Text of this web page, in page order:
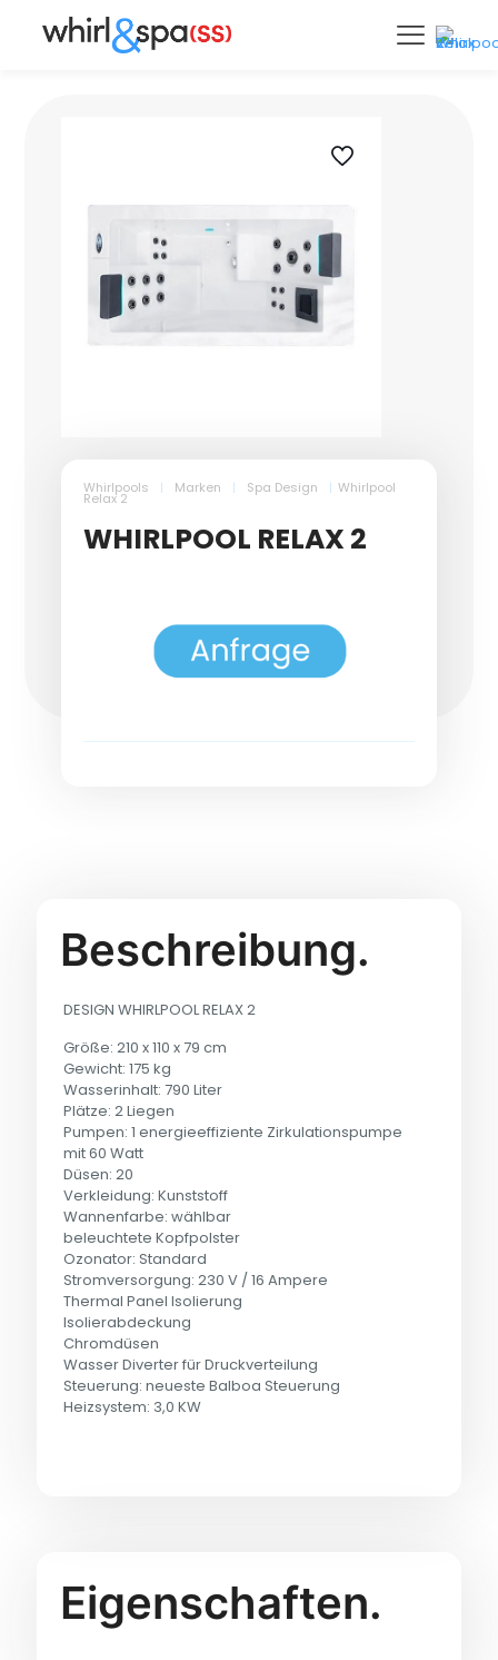
Whirlpools | Marken | Spa Design | Whirlpool
Relax 2
WHIRLPOOL RELAX 2
Beschreibung.
DESIGN WHIRLPOOL RELAX 2
Größe: 210 x 110 x 79 cm
Gewicht: 175 kg
Wasserinhalt: 790 Liter
Plätze: 2 Liegen
Pumpen: 1 energieeffiziente Zirkulationspumpe
mit 60 Watt
Düsen: 20
Verkleidung: Kunststoff
Wannenfarbe: wählbar
beleuchtete Kopfpolster
Ozonator: Standard
Stromversorgung: 230 V / 16 Ampere
Thermal Panel Isolierung
Isolierabdeckung
Chromdüsen
Wasser Diverter für Druckverteilung
Steuerung: neueste Balboa Steuerung
Heizsystem: 3,0 KW
Eigenschaften.